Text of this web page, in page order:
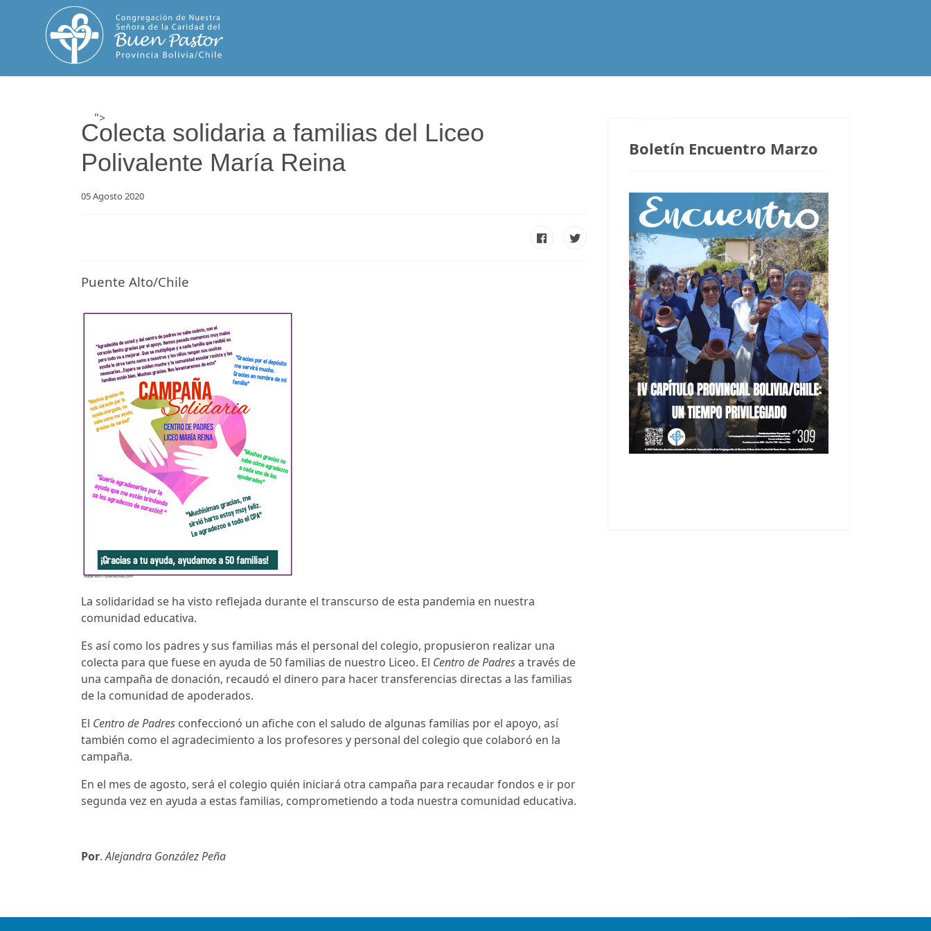
">
Colecta solidaria a familias del Liceo
Polivalente María Reina
05 Agosto 2020
Puente Alto/Chile
La solidaridad se ha visto reflejada durante el transcurso de esta pandemia en nuestra
comunidad educativa.
Es así como los padres y sus familias más el personal del colegio, propusieron realizar una
colecta para que fuese en ayuda de 50 familias de nuestro Liceo. El Centro de Padresa través de
una campaña de donación, recaudó el dinero para hacer transferencias directas a las familias
de la comunidad de apoderados.
El Centro de Padres confeccionó un afiche con el saludo de algunas familias por el apoyo, así
también como el agradecimiento a los profesores y personal del colegio que colaboró en la
campaña.
En el mes de agosto, será el colegio quién iniciará otra campaña para recaudar fondos e ir por
segunda vez en ayuda a estas familias, comprometiendo a toda nuestra comunidad educativa.
Por.Alejandra González Peña
Boletín Encuentro Marzo